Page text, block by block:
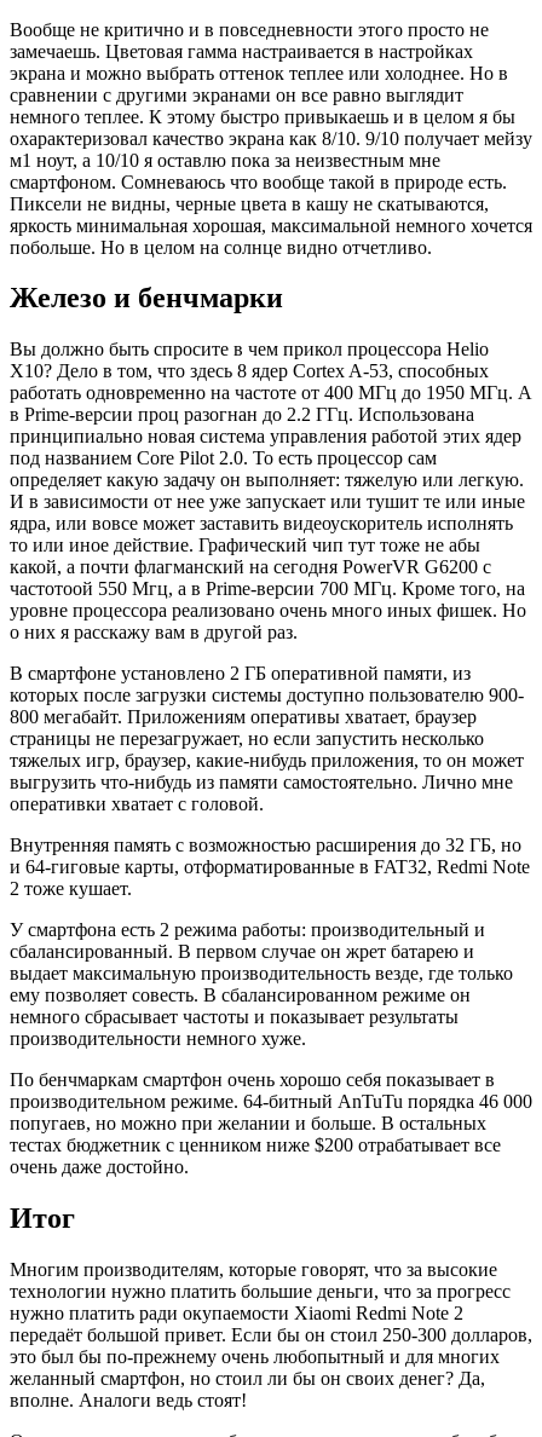
Вообще не критично и в повседневности этого просто не
замечаешь. Цветовая гамма настраивается в настройках
экрана и можно выбрать оттенок теплее или холоднее. Но в
сравнении с другими экранами он все равно выглядит
немного теплее. К этому быстро привыкаешь и в целом я бы
охарактеризовал качество экрана как 8/10. 9/10 получает мейзу
м1 ноут, а 10/10 я оставлю пока за неизвестным мне
смартфоном. Сомневаюсь что вообще такой в природе есть.
Пиксели не видны, черные цвета в кашу не скатываются,
яркость минимальная хорошая, максимальной немного хочется
побольше. Но в целом на солнце видно отчетливо.
Железо и бенчмарки
Вы должно быть спросите в чем прикол процессора Helio
X10? Дело в том, что здесь 8 ядер Cortex A-53, способных
работать одновременно на частоте от 400 МГц до 1950 МГц. А
в Prime-версии проц разогнан до 2.2 ГГц. Использована
принципиально новая система управления работой этих ядер
под названием Core Pilot 2.0. То есть процессор сам
определяет какую задачу он выполняет: тяжелую или легкую.
И в зависимости от нее уже запускает или тушит те или иные
ядра, или вовсе может заставить видеоускоритель исполнять
то или иное действие. Графический чип тут тоже не абы
какой, а почти флагманский на сегодня PowerVR G6200 с
частотоой 550 Мгц, а в Prime-версии 700 МГц. Кроме того, на
уровне процессора реализовано очень много иных фишек. Но
о них я расскажу вам в другой раз.
В смартфоне установлено 2 ГБ оперативной памяти, из
которых после загрузки системы доступно пользователю 900-
800 мегабайт. Приложениям оперативы хватает, браузер
страницы не перезагружает, но если запустить несколько
тяжелых игр, браузер, какие-нибудь приложения, то он может
выгрузить что-нибудь из памяти самостоятельно. Лично мне
оперативки хватает с головой.
Внутренняя память с возможностью расширения до 32 ГБ, но
и 64-гиговые карты, отформатированные в FAT32, Redmi Note
2 тоже кушает.
У смартфона есть 2 режима работы: производительный и
сбалансированный. В первом случае он жрет батарею и
выдает максимальную производительность везде, где только
ему позволяет совесть. В сбалансированном режиме он
немного сбрасывает частоты и показывает результаты
производительности немного хуже.
По бенчмаркам смартфон очень хорошо себя показывает в
производительном режиме. 64-битный AnTuTu порядка 46 000
попугаев, но можно при желании и больше. В остальных
тестах бюджетник с ценником ниже $200 отрабатывает все
очень даже достойно.
Итог
Многим производителям, которые говорят, что за высокие
технологии нужно платить большие деньги, что за прогресс
нужно платить ради окупаемости Xiaomi Redmi Note 2
передаёт большой привет. Если бы он стоил 250-300 долларов,
это был бы по-прежнему очень любопытный и для многих
желанный смартфон, но стоил ли бы он своих денег? Да,
вполне. Аналоги ведь стоят!